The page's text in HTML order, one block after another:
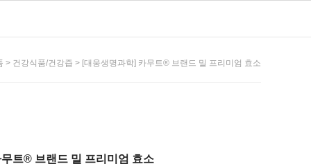
> 건강식품/건강즙 > [대웅생명과학] 카무트® 브랜드 밀 프리미엄 효소
트® 브랜드 밀 프리미엄 효소